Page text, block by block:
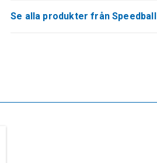
Se alla produkter från Speedball